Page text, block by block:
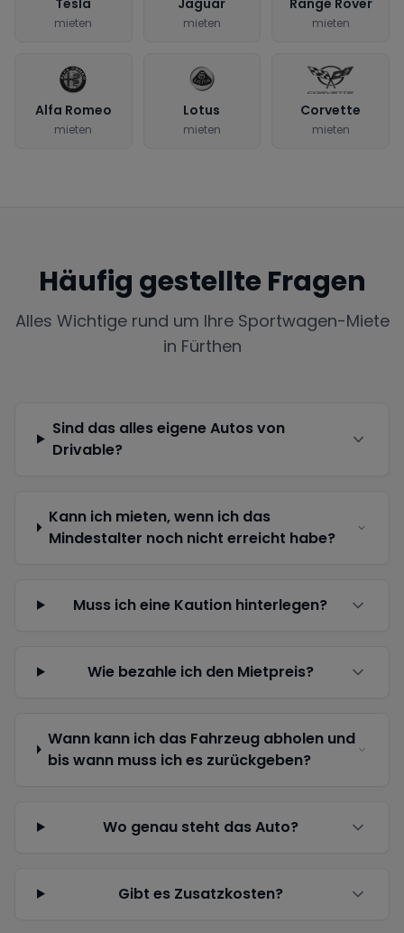
mieten mieten mieten
Alfa Romeo
mieten
Lotus
mieten
Corvette
mieten
Häufig gestellte Fragen
Alles Wichtige rund um Ihre Sportwagen-Miete
in Fürthen
Sind das alles eigene Autos von
Drivable?
Kann ich mieten, wenn ich das
Mindestalter noch nicht erreicht habe?
Muss ich eine Kaution hinterlegen?
Wie bezahle ich den Mietpreis?
Wann kann ich das Fahrzeug abholen und
bis wann muss ich es zurückgeben?
Wo genau steht das Auto?
Gibt es Zusatzkosten?